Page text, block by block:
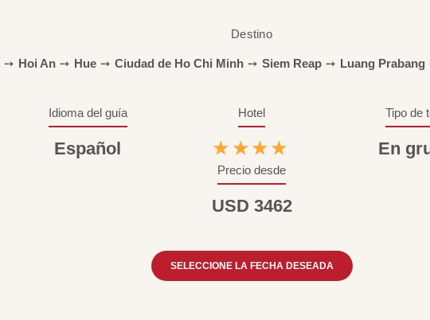
Destino
➙ Hoi An ➙ Hue ➙ Ciudad de Ho Chi Minh ➙ Siem Reap ➙ Luang Prabang
Idioma del guía
Español
Hotel
★★★★
Tipo de
En
Precio desde
USD 3462
SELECCIONE LA FECHA DESEADA